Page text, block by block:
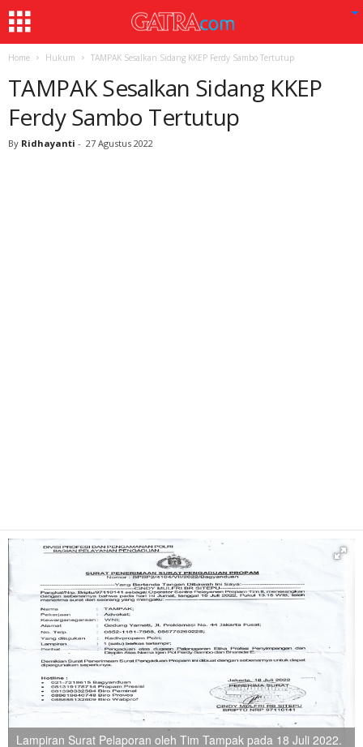
Home Hukum TAMPAK Sesalkan Sidang KKEP Ferdy Sambo Tertutup
TAMPAK Sesalkan Sidang KKEP
Ferdy Sambo Tertutup
By Ridhayanti - 27 Agustus 2022
Lampiran Surat Pelaporan oleh Tim Tampak pada 18 Juli 2022.